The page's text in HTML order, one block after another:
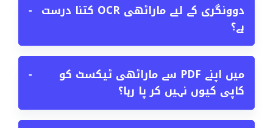
دوونگری کے لیے ماراٹھی OCR کتنا درست
ہے؟
−
میں اپنے PDF سے ماراٹھی ٹیکسٹ کو
کاپی کیوں نہیں کر پا رہا؟
−